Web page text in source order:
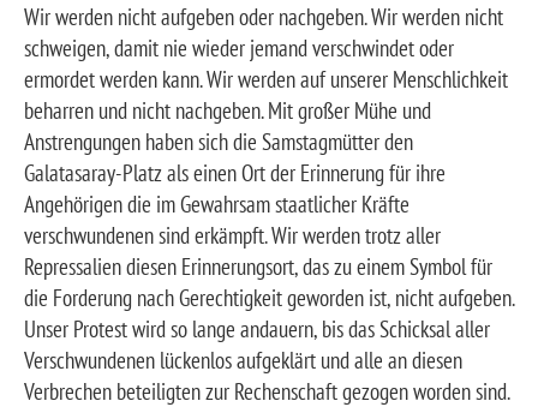
Wir werden nicht aufgeben oder nachgeben. Wir werden nicht
schweigen, damit nie wieder jemand verschwindet oder
ermordet werden kann. Wir werden auf unserer Menschlichkeit
beharren und nicht nachgeben. Mit großer Mühe und
Anstrengungen haben sich die Samstagmütter den
Galatasaray-Platz als einen Ort der Erinnerung für ihre
Angehörigen die im Gewahrsam staatlicher Kräfte
verschwundenen sind erkämpft. Wir werden trotz aller
Repressalien diesen Erinnerungsort, das zu einem Symbol für
die Forderung nach Gerechtigkeit geworden ist, nicht aufgeben.
Unser Protest wird so lange andauern, bis das Schicksal aller
Verschwundenen lückenlos aufgeklärt und alle an diesen
Verbrechen beteiligten zur Rechenschaft gezogen worden sind.